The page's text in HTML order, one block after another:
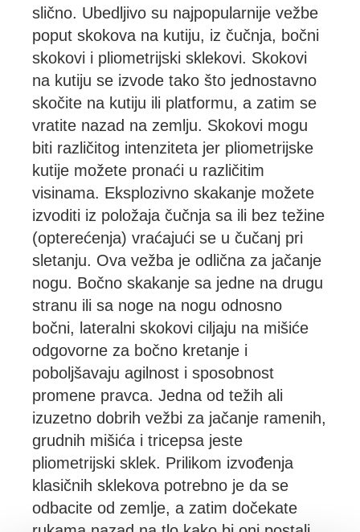
slično. Ubedljivo su najpopularnije vežbe
poput skokova na kutiju, iz čučnja, bočni
skokovi i pliometrijski sklekovi. Skokovi
na kutiju se izvode tako što jednostavno
skočite na kutiju ili platformu, a zatim se
vratite nazad na zemlju. Skokovi mogu
biti različitog intenziteta jer pliometrijske
kutije možete pronaći u različitim
visinama. Eksplozivno skakanje možete
izvoditi iz položaja čučnja sa ili bez težine
(opterećenja) vraćajući se u čučanj pri
sletanju. Ova vežba je odlična za jačanje
nogu. Bočno skakanje sa jedne na drugu
stranu ili sa noge na nogu odnosno
bočni, lateralni skokovi ciljaju na mišiće
odgovorne za bočno kretanje i
poboljšavaju agilnost i sposobnost
promene pravca. Jedna od težih ali
izuzetno dobrih vežbi za jačanje ramenih,
grudnih mišića i tricepsa jeste
pliometrijski sklek. Prilikom izvođenja
klasičnih sklekova potrebno je da se
odbacite od zemlje, a zatim dočekate